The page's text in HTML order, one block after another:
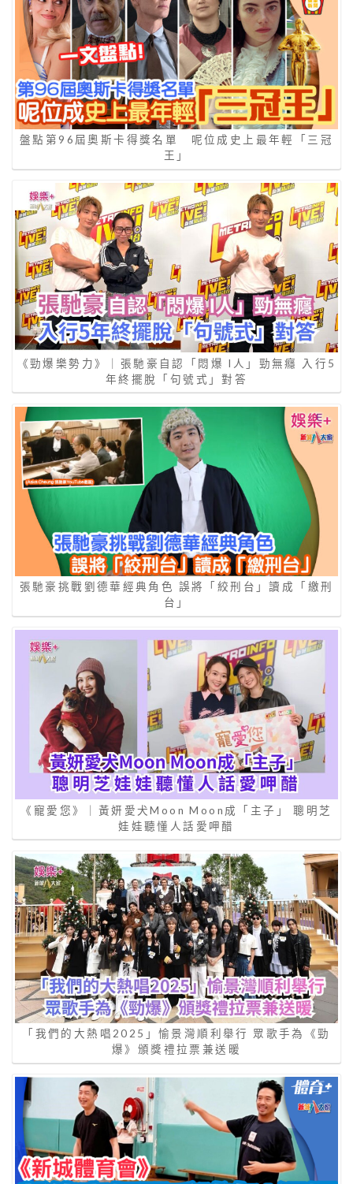
盤點第96屆奧斯卡得獎名單 呢位成史上最年輕「三冠
王」
《勁爆樂勢力》｜張馳豪自認「悶爆 I人」勁無癮 入行5
年終擺脫「句號式」對答
張馳豪挑戰劉德華經典角色 誤將「絞刑台」讀成「繳刑
台」
《寵愛您》｜黃妍愛犬Moon Moon成「主子」 聰明芝
娃娃聽懂人話愛呷醋
「我們的大熱唱2025」愉景灣順利舉行 眾歌手為《勁
爆》頒獎禮拉票兼送暖